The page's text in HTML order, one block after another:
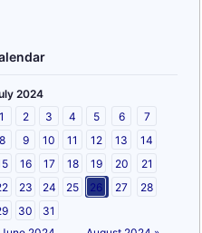
2024
1
2 3 4 5 6
7
8
9 10 11 12 13
14
16 17 18 19 20
21
23 24 25 26 27
28
30
31